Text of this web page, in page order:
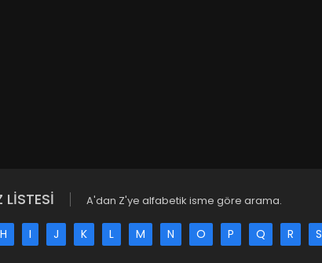
A'dan Z'ye alfabetik isme göre arama.
H I J K L M N O P Q R S